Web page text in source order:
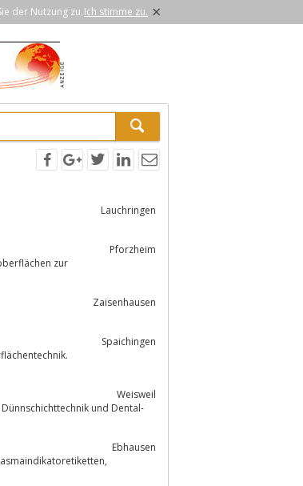
der Nutzung zu.Ich stimme zu. ×
Lauchringen
Pforzheim
zur
Zaisenhausen
Spaichingen
Weisweil
Ebhausen